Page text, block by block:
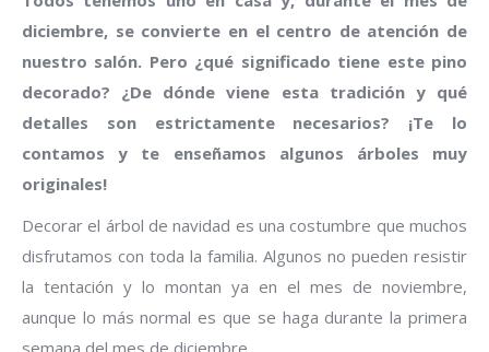
diciembre, se convierte en el centro de atención de
nuestro salón. Pero ¿qué significado tiene este pino
decorado? ¿De dónde viene esta tradición y qué
detalles son estrictamente necesarios? ¡Te lo
contamos y te enseñamos algunos árboles muy
originales!
Decorar el árbol de navidad es una costumbre que muchos
disfrutamos con toda la familia. Algunos no pueden resistir
la tentación y lo montan ya en el mes de noviembre,
aunque lo más normal es que se haga durante la primera
semana del mes de diciembre.